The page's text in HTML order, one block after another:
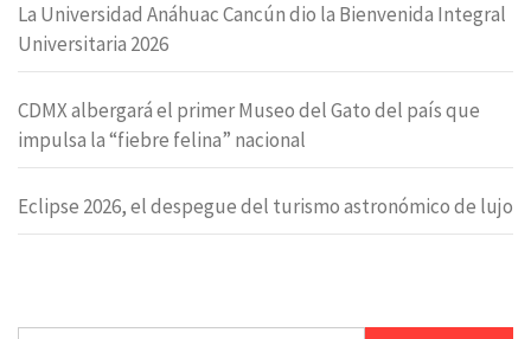
La Universidad Anáhuac Cancún dio la Bienvenida Integral
Universitaria 2026
CDMX albergará el primer Museo del Gato del país que
impulsa la “fiebre felina” nacional
Eclipse 2026, el despegue del turismo astronómico de lujo